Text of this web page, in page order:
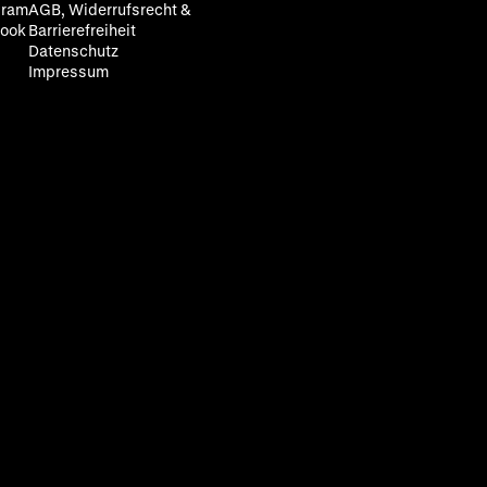
AGB, Widerrufsrecht &
Barrierefreiheit
Datenschutz
Impressum